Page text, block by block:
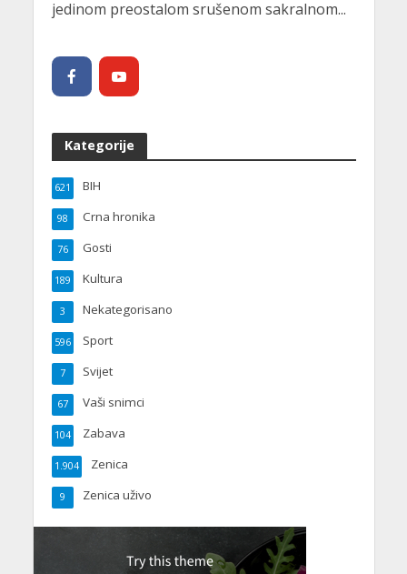
jedinom preostalom srušenom sakralnom...
Kategorije
BIH
621
Crna hronika
98
Gosti
76
Kultura
189
Nekategorisano
3
Sport
596
Svijet
7
Vaši snimci
67
Zabava
104
Zenica
1.904
Zenica uživo
9